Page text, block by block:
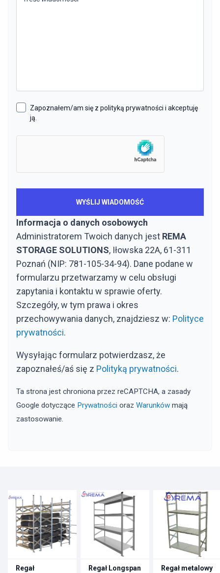
Zapoznałem/am się z polityką prywatności i akceptuję
ją.
Informacja o danych osobowych
Administratorem Twoich danych jest REMA
STORAGE SOLUTIONS, Iłowska 22A, 61-311
Poznań (NIP: 781-105-34-94). Dane podane w
formularzu przetwarzamy w celu obsługi
zapytania i kontaktu w sprawie oferty.
Szczegóły, w tym prawa i okres
przechowywania danych, znajdziesz w: Polityce
prywatności.
Wysyłając formularz potwierdzasz, że
zapoznałeś/aś się z Polityką prywatności.
Ta strona jest chroniona przez reCAPTCHA, a zasady
Google dotyczące Prywatności oraz Warunków mają
zastosowanie.
Regał
Regał Longspan
Regał metalowy